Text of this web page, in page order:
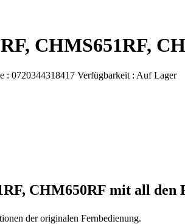
CHMS651RF,
: 0720344318417 Verfügbarkeit : Auf Lager
CHM650RF mit all den
der originalen Fernbedienung.